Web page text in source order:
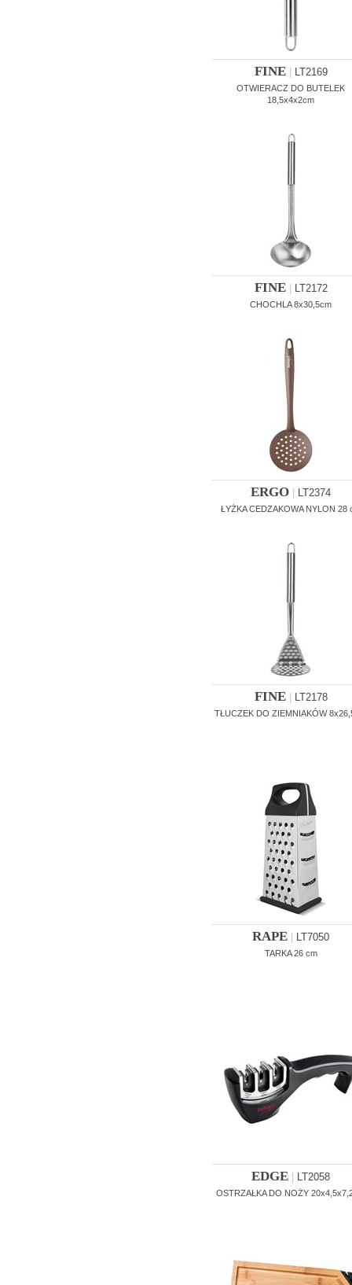
FINE| LT2169
OTWIERACZ DO BUTELEK
18,5x4x2cm
FINE| LT2172
CHOCHLA 8x30,5cm
ERGO LT2374
ŁYŻKA CEDZAKOWA NYLON 28
FINE| LT2178
TŁUCZEK DO ZIEMNIAKÓW
RAPE LT7050
TARKA 26 cm
EDGE LT2058
OSTRZAŁKA DO NOŻY